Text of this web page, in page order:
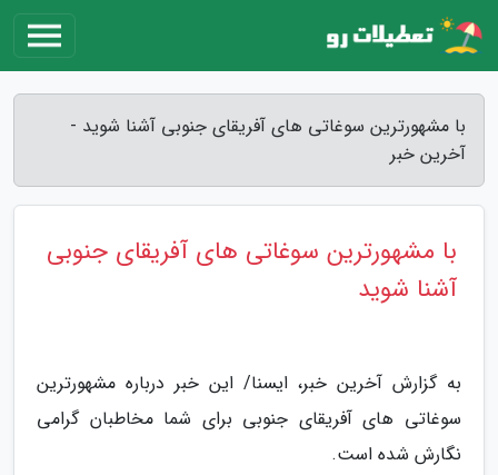
با مشهورترین سوغاتی های آفریقای جنوبی آشنا شوید -
آخرین خبر
با مشهورترین سوغاتی های آفریقای جنوبی
آشنا شوید
به گزارش آخرین خبر، ایسنا/ این خبر درباره مشهورترین
سوغاتی های آفریقای جنوبی برای شما مخاطبان گرامی
نگارش شده است.